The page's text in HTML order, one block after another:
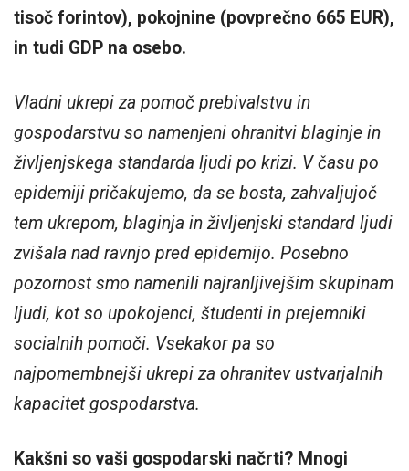
tisoč forintov), pokojnine (povprečno 665 EUR),
in tudi GDP na osebo.
Vladni ukrepi za pomoč prebivalstvu in
gospodarstvu so namenjeni ohranitvi blaginje in
življenjskega standarda ljudi po krizi. V času po
epidemiji pričakujemo, da se bosta, zahvaljujoč
tem ukrepom, blaginja in življenjski standard ljudi
zvišala nad ravnjo pred epidemijo. Posebno
pozornost smo namenili najranljivejšim skupinam
ljudi, kot so upokojenci, študenti in prejemniki
socialnih pomoči. Vsekakor pa so
najpomembnejši ukrepi za ohranitev ustvarjalnih
kapacitet gospodarstva.
Kakšni so vaši gospodarski načrti? Mnogi